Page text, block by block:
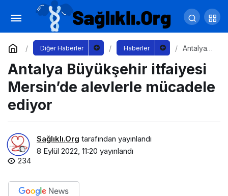
Diğer Haberler Haberler
Antalya
hir
itfaiyesi
Mersin’d
e
Antalya Büyükşehir itfaiyesi
Mersin’de alevlerle mücadele
ediyor
Sağlıklı.Org tarafından yayınlandı
8 Eylül 2022, 11:20 yayınlandı
234
4 Eylül Barajı’na Uzayacak İsale Hattında
Çalışmalar Sürüyor
Yorum Yap Paylaş